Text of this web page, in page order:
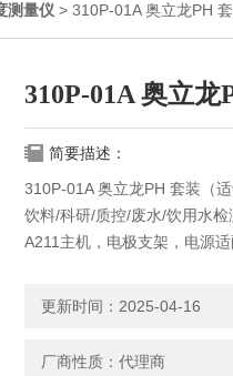
测量仪 > 310P-01A 奥立龙PH
310P-01A 奥立龙
简要描述：
310P-01A 奥立龙PH 套装（
饮料/科研/质控/废水/饮用水检
A211主机，电极支架，电源
液/储存液，各475mL，电极储
更新时间：2025-04-16
厂商性质：代理商